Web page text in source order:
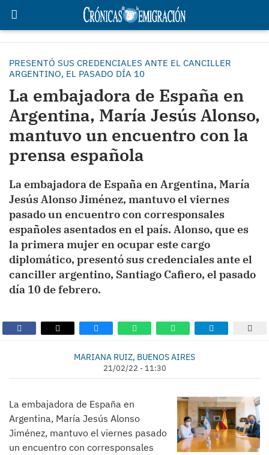
PRESENTÓ SUS CREDENCIALES ANTE EL CANCILLER
ARGENTINO, EL PASADO DÍA 10
La embajadora de España en
Argentina, María Jesús Alonso,
mantuvo un encuentro con la
prensa española
La embajadora de España en Argentina, María
Jesús Alonso Jiménez, mantuvo el viernes
pasado un encuentro con corresponsales
españoles asentados en el país. Alonso, que es
la primera mujer en ocupar este cargo
diplomático, presentó sus credenciales ante el
canciller argentino, Santiago Cafiero, el pasado
día 10 de febrero.
MARIANA RUIZ, BUENOS AIRES
21/02/22 - 11:30
La embajadora de España en
Argentina, María Jesús Alonso
Jiménez, mantuvo el viernes pasado
un encuentro con corresponsales